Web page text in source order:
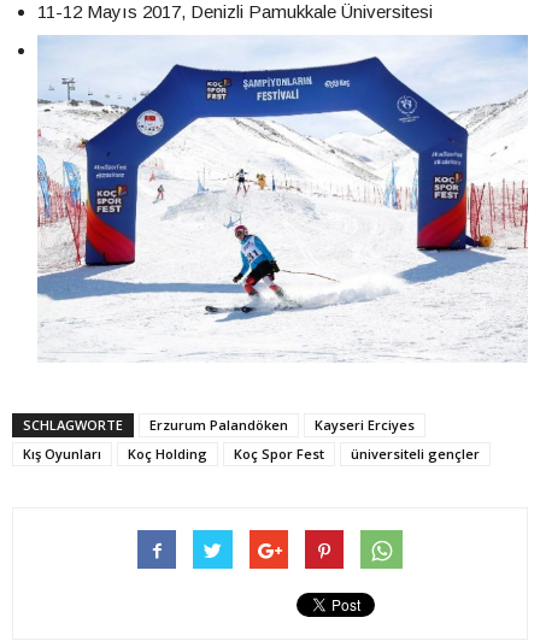
11-12 Mayıs 2017, Denizli Pamukkale Üniversitesi
SCHLAGWORTE Erzurum Palandöken
Kayseri Erciyes
Kış Oyunları
Koç Holding Koç Spor Fest üniversiteli gençler